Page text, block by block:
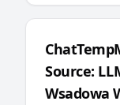
zapewniają
wygodne
mail
Source:
Wsadowa